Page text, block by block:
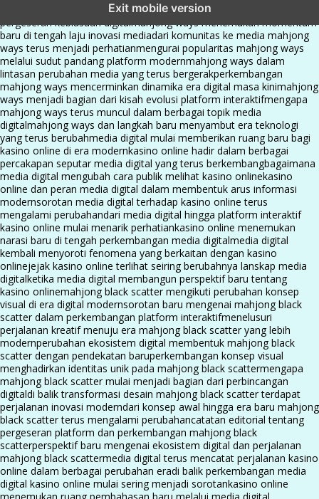
Exit mobile version
fenomena mahjong ways muncul bersama
pergeseran kebiasaan digitalmahjong ways menemukan momentum
baru di tengah laju inovasi mediadari komunitas ke media mahjong
ways terus menjadi perhatianmengurai popularitas mahjong ways
melalui sudut pandang platform modernmahjong ways dalam
lintasan perubahan media yang terus bergerakperkembangan
mahjong ways mencerminkan dinamika era digital masa kinimahjong
ways menjadi bagian dari kisah evolusi platform interaktifmengapa
mahjong ways terus muncul dalam berbagai topik media
digitalmahjong ways dan langkah baru menyambut era teknologi
yang terus berubahmedia digital mulai memberikan ruang baru bagi
kasino online di era modernkasino online hadir dalam berbagai
percakapan seputar media digital yang terus berkembangbagaimana
media digital mengubah cara publik melihat kasino onlinekasino
online dan peran media digital dalam membentuk arus informasi
modernsorotan media digital terhadap kasino online terus
mengalami perubahandari media digital hingga platform interaktif
kasino online mulai menarik perhatiankasino online menemukan
narasi baru di tengah perkembangan media digitalmedia digital
kembali menyoroti fenomena yang berkaitan dengan kasino
onlinejejak kasino online terlihat seiring berubahnya lanskap media
digitalketika media digital membangun perspektif baru tentang
kasino onlinemahjong black scatter mengikuti perubahan konsep
visual di era digital modernsorotan baru mengenai mahjong black
scatter dalam perkembangan platform interaktifmenelusuri
perjalanan kreatif menuju era mahjong black scatter yang lebih
modernperubahan ekosistem digital membentuk mahjong black
scatter dengan pendekatan baruperkembangan konsep visual
menghadirkan identitas unik pada mahjong black scattermengapa
mahjong black scatter mulai menjadi bagian dari perbincangan
digitaldi balik transformasi desain mahjong black scatter terdapat
perjalanan inovasi moderndari konsep awal hingga era baru mahjong
black scatter terus mengalami perubahancatatan editorial tentang
pergeseran platform dan perkembangan mahjong black
scatterperspektif baru mengenai ekosistem digital dan perjalanan
mahjong black scattermedia digital terus mencatat perjalanan kasino
online dalam berbagai perubahan eradi balik perkembangan media
digital kasino online mulai sering menjadi sorotankasino online